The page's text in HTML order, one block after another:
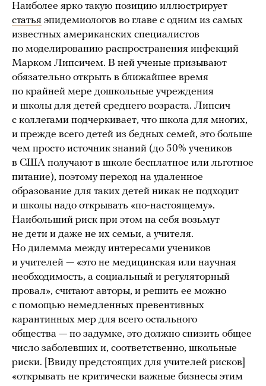
Наиболее ярко такую позицию иллюстрирует
статья эпидемиологов во главе с одним из самых
известных американских специалистов
по моделированию распространения инфекций
Марком Липсичем. В ней ученые призывают
обязательно открыть в ближайшее время
по крайней мере дошкольные учреждения
и школы для детей среднего возраста. Липсич
с коллегами подчеркивает, что школа для многих,
и прежде всего детей из бедных семей, это больше
чем просто источник знаний (до 50% учеников
в США получают в школе бесплатное или льготное
питание), поэтому переход на удаленное
образование для таких детей никак не подходит
и школы надо открывать «по-настоящему».
Наибольший риск при этом на себя возьмут
не дети и даже не их семьи, а учителя.
Но дилемма между интересами учеников
и учителей — «это не медицинская или научная
необходимость, а социальный и регуляторный
провал», считают авторы, и решить ее можно
с помощью немедленных превентивных
карантинных мер для всего остального
общества — по задумке, это должно снизить общее
число заболевших и, соответственно, школьные
риски. [Ввиду предстоящих для учителей рисков]
«открывать не критически важные бизнесы этим